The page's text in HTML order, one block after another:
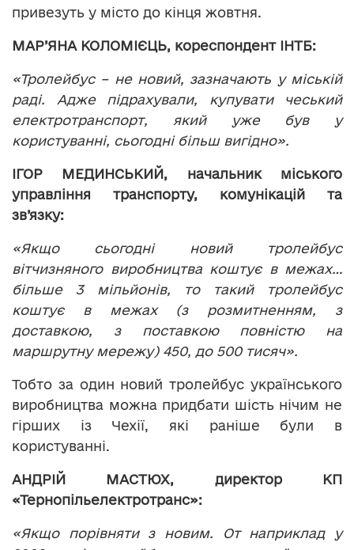
привезуть у місто до кінця жовтня.
МАР’ЯНА КОЛОМІЄЦЬ, кореспондент ІНТБ:
«Тролейбус – не новий, зазначають у міській
раді. Адже підрахували, купувати чеський
електротранспорт, який уже був у
користуванні, сьогодні більш вигідно».
ІГОР МЕДИНСЬКИЙ, начальник міського
управління транспорту, комунікацій та
зв’язку:
«Якщо сьогодні новий тролейбус
вітчизняного виробництва коштує в межах…
більше 3 мільйонів, то такий тролейбус
коштує в межах (з розмитненням, з
доставкою, з поставкою повністю на
маршрутну мережу) 450, до 500 тисяч».
Тобто за один новий тролейбус українського
виробництва можна придбати шість нічим не
гірших із Чехії, які раніше були в
користуванні.
АНДРІЙ МАСТЮХ, директор КП
«Тернопільелектротранс»:
«Якщо порівняти з новим. От наприклад у